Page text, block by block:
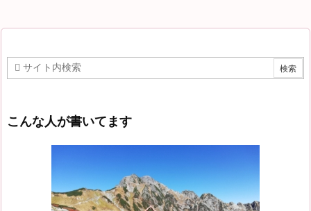
こんな人が書いてます